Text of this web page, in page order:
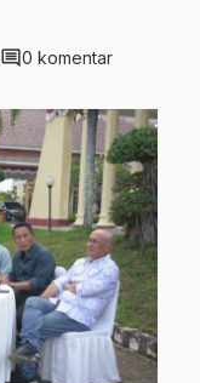
comment0 komentar